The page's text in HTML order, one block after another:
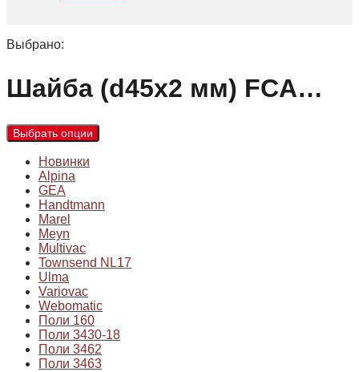
Выбрано:
Шайба (d45х2 мм) FCA…
Выбрать опции
Новинки
Alpina
GEA
Handtmann
Marel
Meyn
Multivac
Townsend NL17
Ulma
Variovac
Webomatic
Поли 160
Поли 3430-18
Поли 3462
Поли 3463